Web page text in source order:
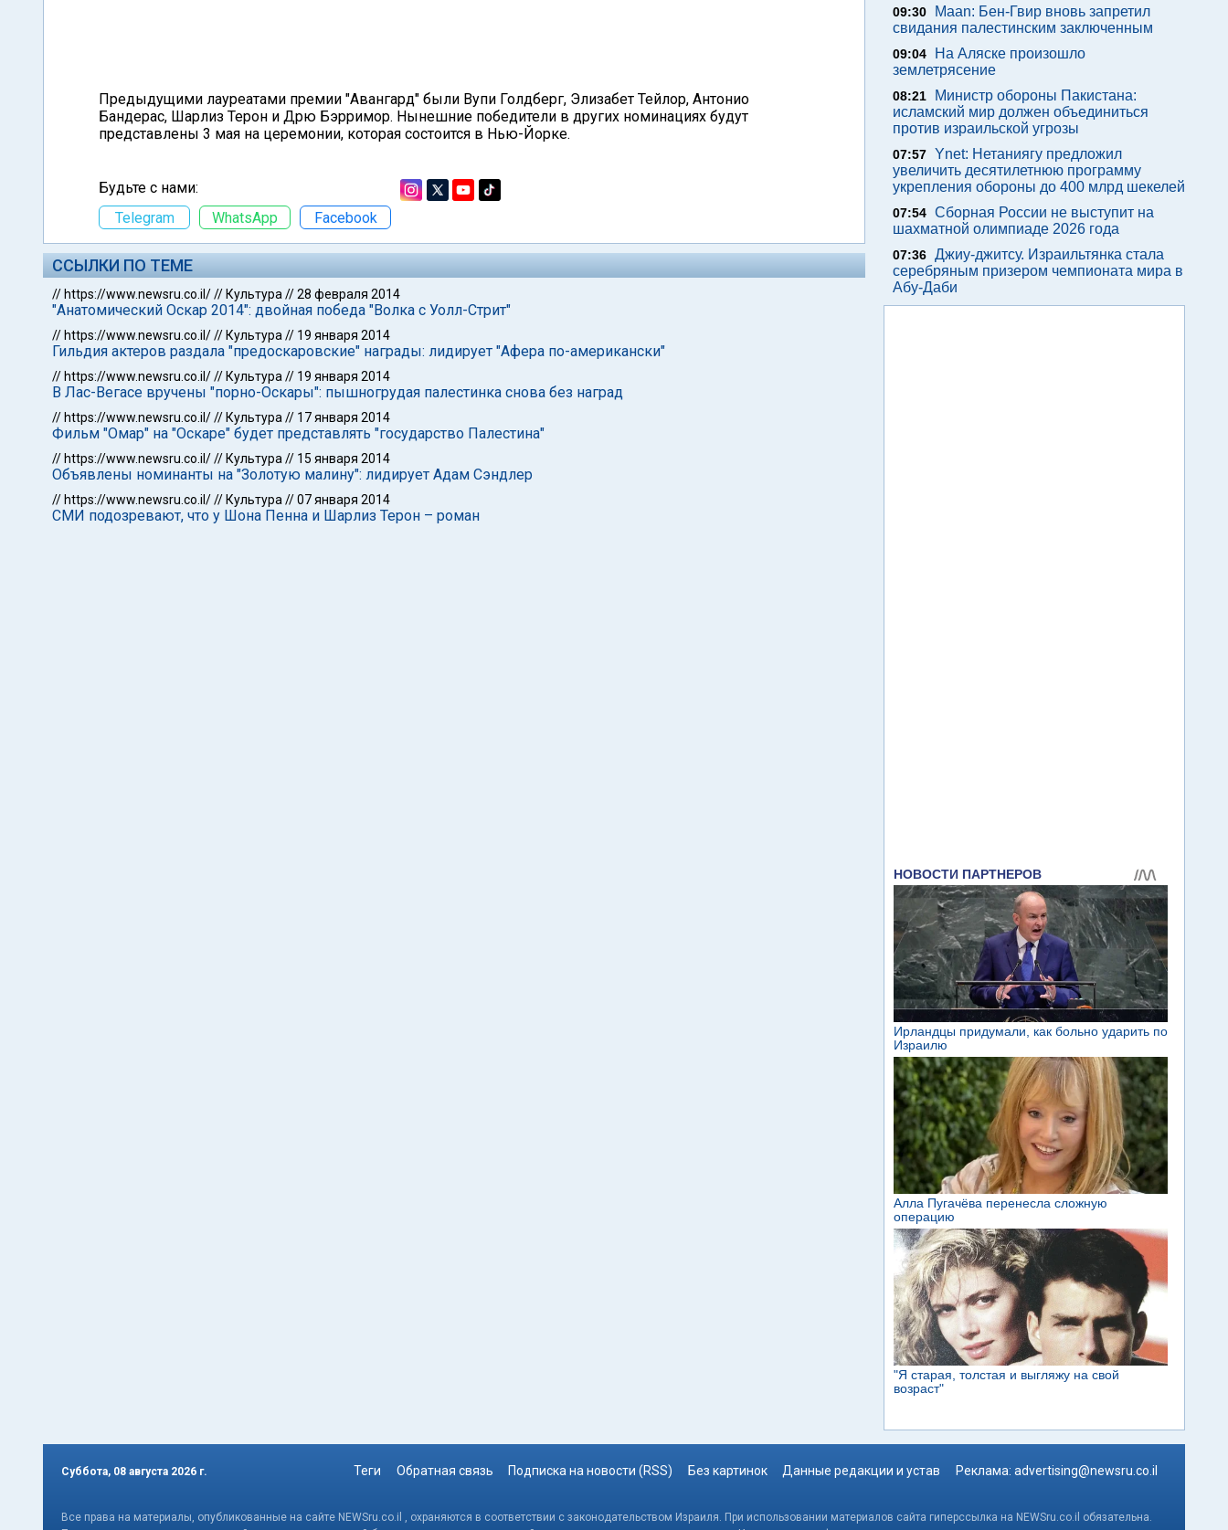
Предыдущими лауреатами премии "Авангард" были Вупи Голдберг, Элизабет Тейлор, Антонио
Бандерас, Шарлиз Терон и Дрю Бэрримор. Нынешние победители в других номинациях будут
представлены 3 мая на церемонии, которая состоится в Нью-Йорке.
Будьте с нами:
Telegram
WhatsApp Facebook
ССЫЛКИ ПО ТЕМЕ
// https://www.newsru.co.il/// Культура //28 февраля 2014
"Анатомический Оскар 2014": двойная победа "Волка с Уолл-Стрит"
// https://www.newsru.co.il/// Культура // 19 января 2014
Гильдия актеров раздала "предоскаровские" награды: лидирует "Афера по-американски"
// https://www.newsru.co.il/// Культура // 19 января 2014
В Лас-Вегасе вручены "порно-Оскары": пышногрудая палестинка снова без наград
// https://www.newsru.co.il/// Культура // 17 января 2014
Фильм "Омар" на "Оскаре" будет представлять "государство Палестина"
// https://www.newsru.co.il/// Культура // 15 января 2014
Объявлены номинанты на "Золотую малину": лидирует Адам Сэндлер
// https://www.newsru.co.il/// Культура //07 января 2014
СМИ подозревают, что у Шона Пенна и Шарлиз Терон – роман
09:30
Maan: Бен-Гвир вновь запретил
свидания палестинским заключенным
09:04
На Аляске произошло
землетрясение
08:21
Министр обороны Пакистана:
исламский мир должен объединиться
против израильской угрозы
07:57 Ynet: Нетаниягу предложил
увеличить десятилетнюю программу
укрепления обороны до 400 млрд шекелей
07:54 Сборная России не выступит на
шахматной олимпиаде 2026 года
07:36 Джиу-джитсу. Израильтянка стала
серебряным призером чемпионата мира в
Абу-Даби
Суббота, 08 августа 2026 г. Теги Обратная связь Подписка на новости (RSS) Без картинок Данные редакции и устав Реклама: advertising@newsru.co.il
Все права на материалы, опубликованные на сайте NEWSru.co.il , охраняются в соответствии с законодательством Израиля. При использовании материалов сайта гиперссылка на NEWSru.co.il обязательна.